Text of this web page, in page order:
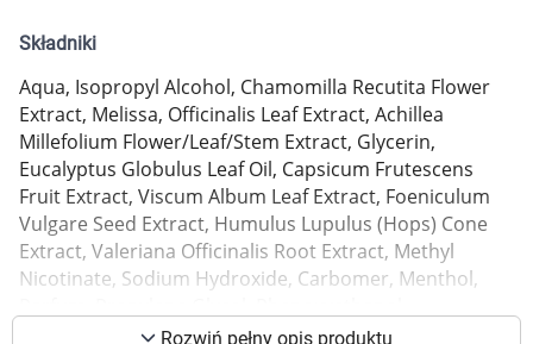
Korzystamy z plików cookies w celu
preferencji. Więcej informacji znajdziesz w
Składniki
Aqua, Isopropyl Alcohol, Chamomilla Recutita Flower
Extract, Melissa, Officinalis Leaf Extract, Achillea
Millefolium Flower/Leaf/Stem Extract, Glycerin,
Eucalyptus Globulus Leaf Oil, Capsicum Frutescens
Fruit Extract, Viscum Album Leaf Extract, Foeniculum
Vulgare Seed Extract, Humulus Lupulus (Hops) Cone
Extract, Valeriana Officinalis Root Extract, Methyl
Nicotinate, Sodium Hydroxide, Carbomer, Menthol,
Ethylhexylglycerin, Alcohol, Limonene, Benzyl Alcohol,
Rozwiń pełny opis produktu